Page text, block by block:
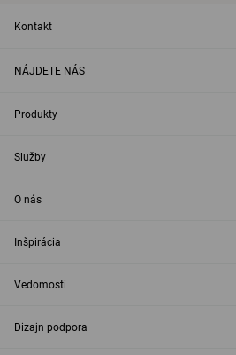
Kontakt
NÁJDETE NÁS
Produkty
Služby
O nás
Inšpirácia
Vedomosti
Dizajn podpora